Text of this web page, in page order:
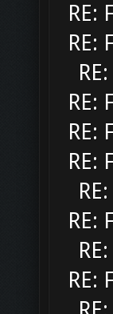
RE:
RE:
RE:
RE:
RE:
RE:
RE: